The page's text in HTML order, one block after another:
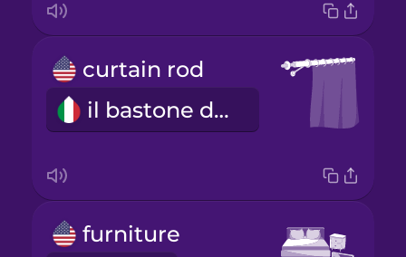
curtain rod
il bastone della tenda
furniture